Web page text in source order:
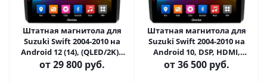
Штатная магнитола для
Suzuki Swift 2004-2010 на
Android 12 (14), (QLED/2K) -
Carmedia OL-1622-NPQU
от29 800 руб.
Штатная магнитола для
Suzuki Swift 2004-2010 на
Android 10, DSP, HDMI,
Интерьерная подсветка -
Carmedia OL-1622-D
от36 500 руб.